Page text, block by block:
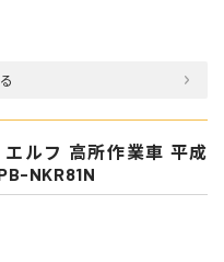
エルフ 高所作業車 平成
NKR81N